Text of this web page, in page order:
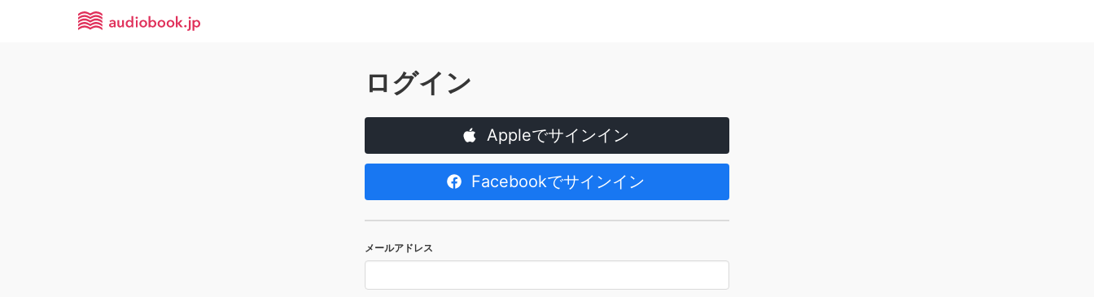
ログイン
Appleでサインイン
Facebookでサインイン
メールアドレス